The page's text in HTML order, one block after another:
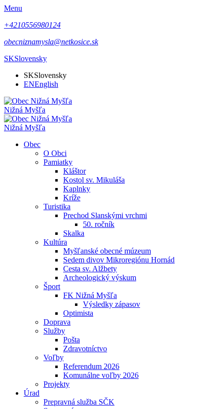
Menu
+4210556980124
obecniznamysla@netkosice.sk
SKSlovensky
SKSlovensky
ENEnglish
Nižná Myšľa
Nižná Myšľa
Obec
O Obci
Pamiatky
Kláštor
Kostol sv. Mikuláša
Kaplnky
Kríže
Turistika
Prechod Slanskými vrchmi
50. ročník
Skalka
Kultúra
Myšľanské obecné múzeum
Sedem divov Mikroregiónu Hornád
Cesta sv. Alžbety
Archeologický výskum
Šport
FK Nižná Myšľa
Výsledky zápasov
Optimista
Doprava
Služby
Pošta
Zdravotníctvo
Voľby
Referendum 2026
Komunálne voľby 2026
Projekty
Úrad
Prepravná služba SČK